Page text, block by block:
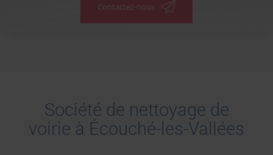
Contactez-nous
Société de nettoyage de
voirie à Écouché-les-Vallées